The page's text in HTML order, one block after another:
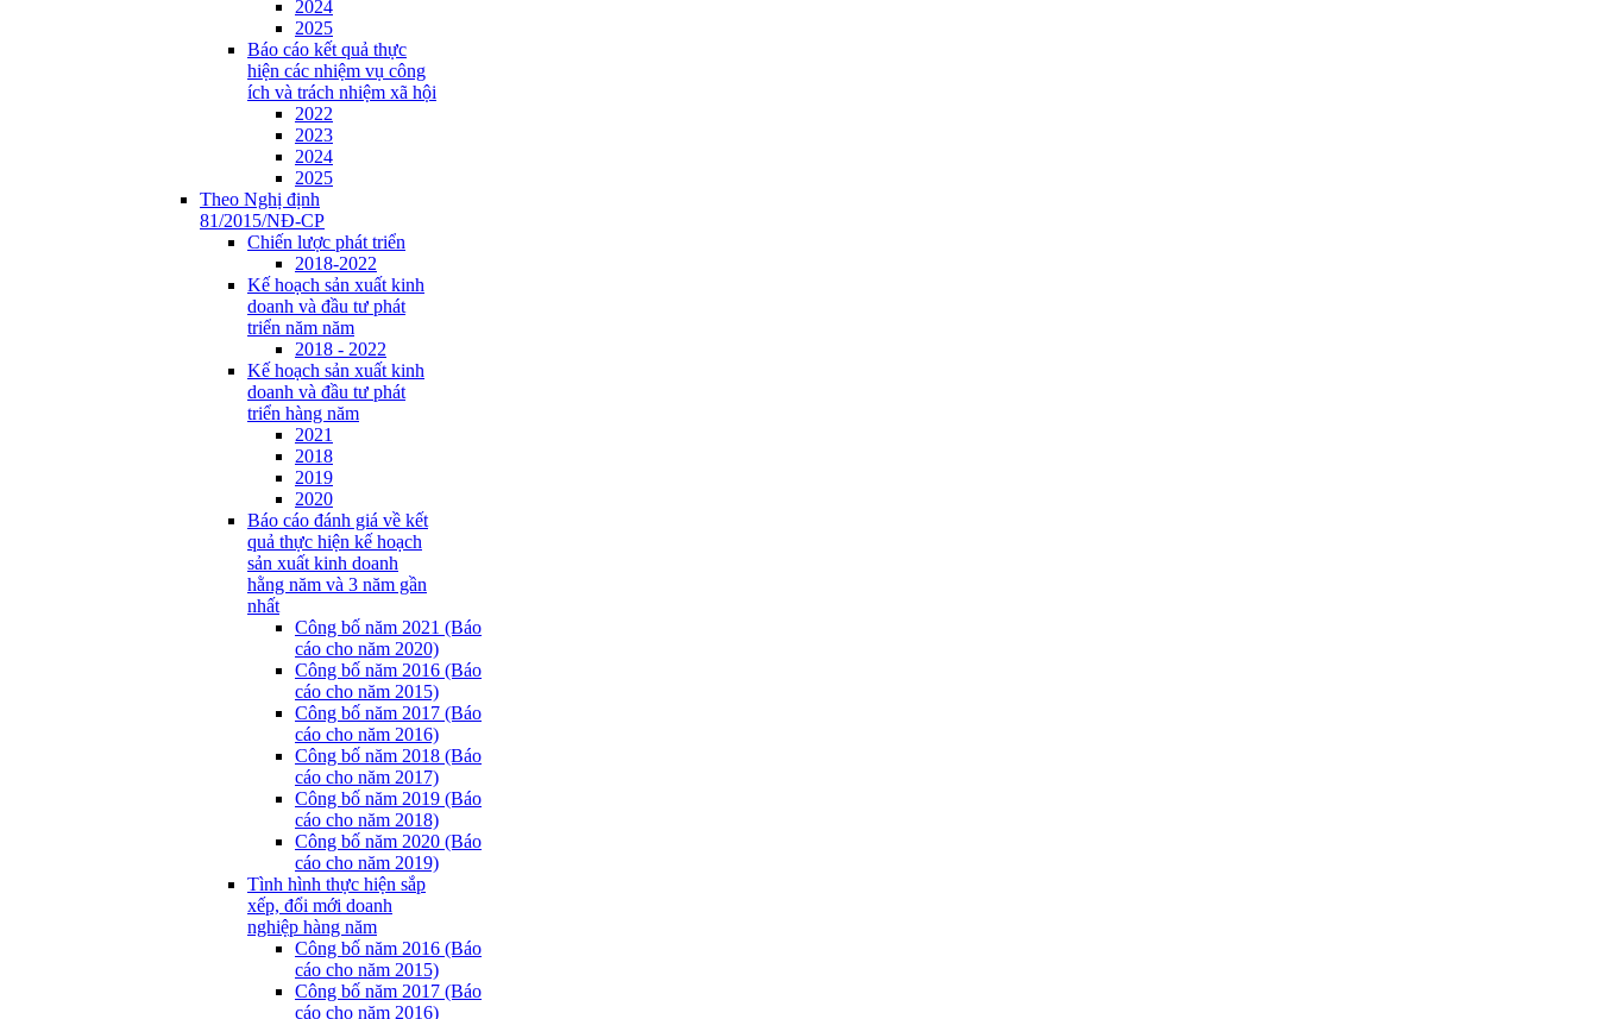
2024
2025
Báo cáo kết quả thực
hiện các nhiệm vụ công
ích và trách nhiệm xã hội
2022
2023
2024
2025
Theo Nghị định
81/2015/NĐ-CP
Chiến lược phát triển
2018-2022
Kế hoạch sản xuất kinh
doanh và đầu tư phát
triển năm năm
2018 - 2022
Kế hoạch sản xuất kinh
doanh và đầu tư phát
triển hàng năm
2021
2018
2019
2020
Báo cáo đánh giá về kết
quả thực hiện kế hoạch
sản xuất kinh doanh
hằng năm và 3 năm gần
nhất
Công bố năm 2021 (Báo
cáo cho năm 2020)
Công bố năm 2016 (Báo
cáo cho năm 2015)
Công bố năm 2017 (Báo
cáo cho năm 2016)
Công bố năm 2018 (Báo
cáo cho năm 2017)
Công bố năm 2019 (Báo
cáo cho năm 2018)
Công bố năm 2020 (Báo
cáo cho năm 2019)
Tình hình thực hiện sắp
xếp, đổi mới doanh
nghiệp hàng năm
Công bố năm 2016 (Báo
cáo cho năm 2015)
Công bố năm 2017 (Báo
cáo cho năm 2016)